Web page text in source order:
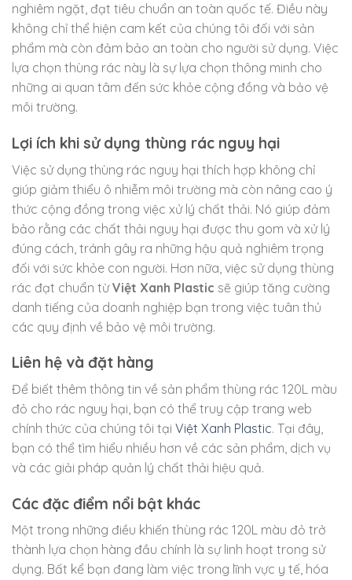
nghiêm ngặt, đạt tiêu chuẩn an toàn quốc tế. Điều này
không chỉ thể hiện cam kết của chúng tôi đối với sản
phẩm mà còn đảm bảo an toàn cho người sử dụng. Việc
lựa chọn thùng rác này là sự lựa chọn thông minh cho
những ai quan tâm đến sức khỏe cộng đồng và bảo vệ
môi trường.
Lợi ích khi sử dụng thùng rác nguy hại
Việc sử dụng thùng rác nguy hại thích hợp không chỉ
giúp giảm thiểu ô nhiễm môi trường mà còn nâng cao ý
thức cộng đồng trong việc xử lý chất thải. Nó giúp đảm
bảo rằng các chất thải nguy hại được thu gom và xử lý
đúng cách, tránh gây ra những hậu quả nghiêm trọng
đối với sức khỏe con người. Hơn nữa, việc sử dụng thùng
rác đạt chuẩn từViệt Xanh Plastic sẽ giúp tăng cường
danh tiếng của doanh nghiệp bạn trong việc tuân thủ
các quy định về bảo vệ môi trường.
Liên hệ và đặt hàng
Để biết thêm thông tin về sản phẩm thùng rác 120L màu
đỏ cho rác nguy hại, bạn có thể truy cập trang web
chính thức của chúng tôi tại Việt Xanh Plastic. Tại đây,
bạn có thể tìm hiểu nhiều hơn về các sản phẩm, dịch vụ
và các giải pháp quản lý chất thải hiệu quả.
Các đặc điểm nổi bật khác
Một trong những điều khiến thùng rác 120L màu đỏ trở
thành lựa chọn hàng đầu chính là sự linh hoạt trong sử
dụng. Bất kể bạn đang làm việc trong lĩnh vực y tế, hóa